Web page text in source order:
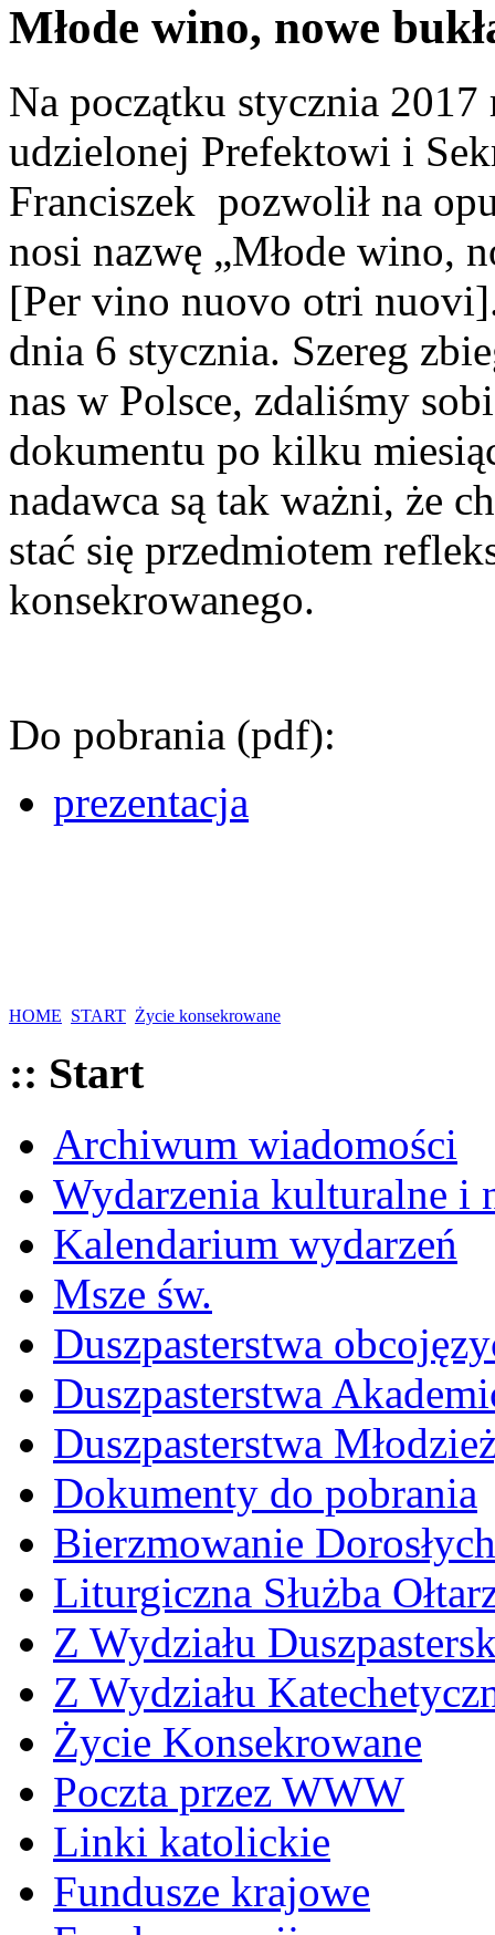
Młode wino, nowe
Na początku stycznia
udzielonej Prefektowi i
Franciszek pozwolił na
nosi nazwę „Młode wino,
[Per vino nuovo otri
dnia 6 stycznia. Szereg
nas w Polsce, zdaliśmy
dokumentu po kilku
nadawca są tak ważni, że
stać się przedmiotem
konsekrowanego.
Do pobrania (pdf):
prezentacja
HOME START Życie konsekrowane
:: Start
Archiwum wiadomości
Wydarzenia kulturalne i
Kalendarium wydarzeń
Msze św.
Duszpasterstwa
Duszpasterstwa
Duszpasterstwa
Dokumenty do pobrania
Bierzmowanie Dorosłych
Liturgiczna Służba
Z Wydziału
Z Wydziału
Życie Konsekrowane
Poczta przez WWW
Linki katolickie
Fundusze krajowe